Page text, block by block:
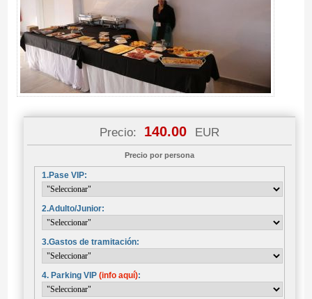
Precio: 140.00 EUR
Precio por persona
1.Pase VIP:
2.Adulto/Junior:
3.Gastos de tramitación:
4. Parking VIP (info aquí):